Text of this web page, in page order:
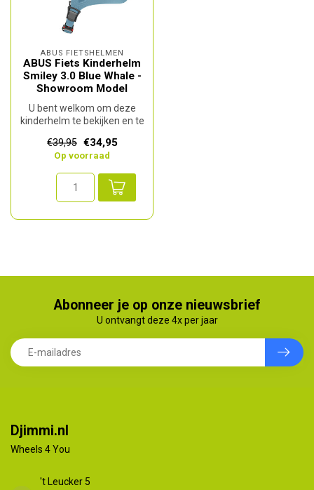
ABUS FIETSHELMEN
ABUS Fiets Kinderhelm
Smiley 3.0 Blue Whale -
Showroom Model
U bent welkom om deze
kinderhelm te bekijken en te
onze openingst...
€39,95 €34,95
Op voorraad
Abonneer je op onze nieuwsbrief
U ontvangt deze 4x per jaar
Djimmi.nl
Wheels 4 You
't Leucker 5